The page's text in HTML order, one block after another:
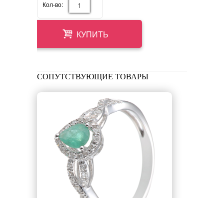
Кол-во:
КУПИТЬ
СОПУТСТВУЮЩИЕ ТОВАРЫ